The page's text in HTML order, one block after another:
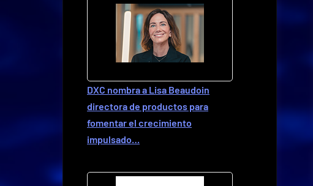
DXC nombra a Lisa Beaudoin
directora de productos para
fomentar el crecimiento
impulsado…